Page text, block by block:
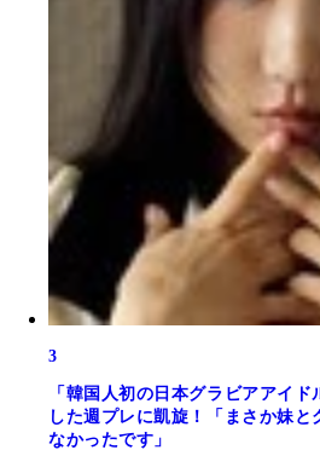
3
「韓国人初の日本グラビアアイ
した週プレに凱旋！「まさか妹
なかったです」